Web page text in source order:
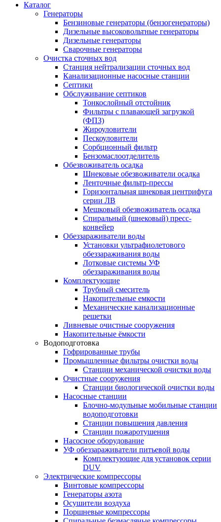
Каталог
Генераторы
Бензиновые генераторы (бензогенераторы)
Дизельные высоковольтные генераторы
Дизельные генераторы
Сварочные генераторы
Очистка сточных вод
Станция нейтрализации сточных вод
Канализационные насосные станции
Септики
Обслуживание септиков
Тонкослойный отстойник
Фильтры с плавающей загрузкой
(ФПЗ)
Жироуловители
Пескоуловители
Сорбционный фильтр
Бензомаслоотделитель
Обезвоживатель осадка
Шнековые обезвоживатели осадка
Ленточные фильтр-прессы
Горизонтальная шнековая центрифуга
серии ЛВ
Мешковый обезвоживатель осадка
Спиральный (шнековый) пресс-
конвейер
Обеззараживатели воды
Установки ультрафиолетового
обеззараживания воды
Лотковые системы УФ
обеззараживания воды
Комплектующие
Трубный смеситель
Накопительные емкости
Механические канализационные
решетки
Ливневые очистные сооружения
Накопительные ёмкости
Водоподготовка
Гофрированные трубы
Промышленные фильтры очистки воды
Станции механической очистки воды
Очистные сооружения
Станции биологической очистки воды
Насосные станции
Блочно-модульные мобильные станции
водоподготовки
Станции повышения давления
Станции пожаротушения
Насосное оборудование
УФ обеззараживатели питьевой воды
Комплектующие для установок серии
DUV
Электрические компрессоры
Винтовые компрессоры
Генераторы азота
Осушители воздуха
Поршневые компрессоры